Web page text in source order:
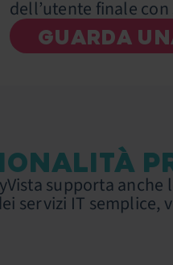
dell’utente finale
GUARDA
supporta
servizi IT semplice,